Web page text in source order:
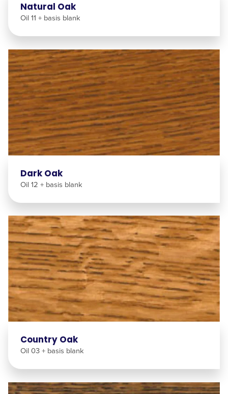
Natural Oak
Oil 11 + basis blank
Dark Oak
Oil 12 + basis blank
Country Oak
Oil 03 + basis blank